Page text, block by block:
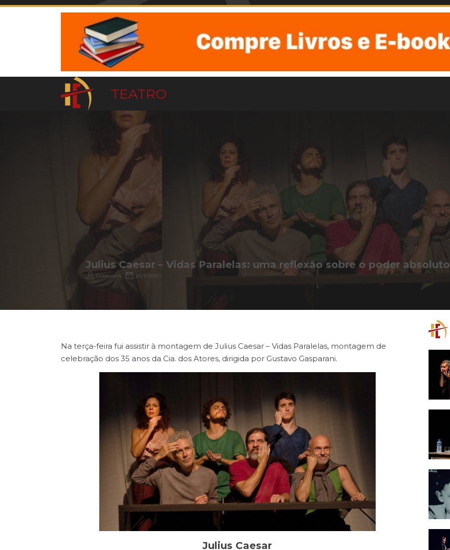
TEATRO
Julius Caesar – Vidas Paralelas: uma reflexão sobre o poder absoluto
Cristovam 26/10/2023
Na terça-feira fui assistir à montagem de Julius Caesar – Vidas Paralelas, montagem de
celebração dos 35 anos da Cia. dos Atores, dirigida por Gustavo Gasparani.
Julius Caesar